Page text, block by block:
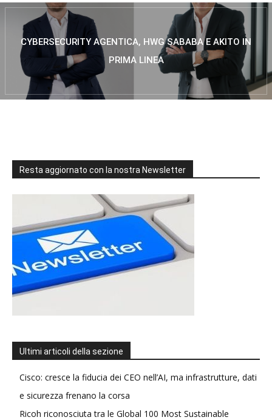
CYBERSECURITY AGENTICA, HWG SABABA E AKITO IN
PRIMA LINEA
Resta aggiornato con la nostra Newsletter
Ultimi articoli della sezione
Cisco: cresce la fiducia dei CEO nell’AI, ma infrastrutture, dati
e sicurezza frenano la corsa
Ricoh riconosciuta tra le Global 100 Most Sustainable